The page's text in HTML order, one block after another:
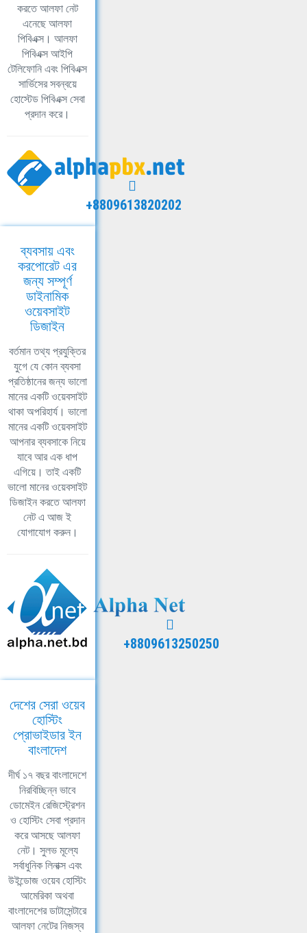
করতে আলফা নেট
এনেছে আলফা
পিবিএক্স। আলফা
পিবিএক্স আইপি
টেলিফোনি এবং পিবিএক্স
সার্ভিসের সবন্বয়ে
হোস্টেড পিবিএক্স সেবা
প্রদান করে।
+8809613820202
ব্যবসায় এবং
করপোরেট এর
জন্য সম্পূর্ণ
ডাইনামিক
ওয়েবসাইট
ডিজাইন
বর্তমান তথ্য প্রযুক্তির
যুগে যে কোন ব্যবসা
প্রতিষ্ঠানের জন্য ভালো
মানের একটি ওয়েবসাইট
থাকা অপরিহার্য। ভালো
মানের একটি ওয়েবসাইট
আপনার ব্যবসাকে নিয়ে
যাবে আর এক ধাপ
এগিয়ে। তাই একটি
ভালো মানের ওয়েবসাইট
ডিজাইন করতে আলফা
নেট এ আজ ই
যোগাযোগ করুন।
+8809613250250
দেশের সেরা ওয়েব
হোস্টিং
প্রোভাইডার ইন
বাংলাদেশ
দীর্ঘ ১৭ বছর বাংলাদেশে
নিরবিচ্ছিন্ন ভাবে
ডোমেইন রেজিস্ট্রেশন
ও হোস্টিং সেবা প্রদান
করে আসছে আলফা
নেট। সুলভ মূল্যে
সর্বাধুনিক লিনাক্স এবং
উইন্ডোজ ওয়েব হোস্টিং
আমেরিকা অথবা
বাংলাদেশের ডাটাসেন্টারে
আলফা নেটের নিজস্ব